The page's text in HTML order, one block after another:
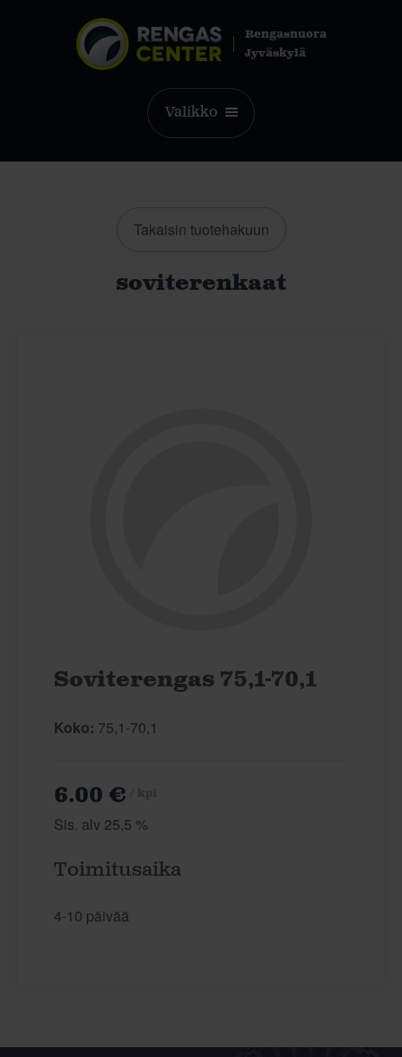
Rengasnuora
Jyväskylä
Valikko
Takaisin tuotehakuun
soviterenkaat
Soviterengas 75,1-70,1
Koko: 75,1-70,1
6.00 €
Sis. alv 25,5 %
Toimitusaika
4-10 päivää